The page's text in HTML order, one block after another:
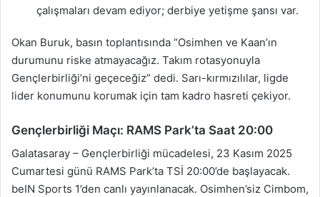
çalışmaları devam ediyor; derbiye yetişme şansı var.
Okan Buruk, basın toplantısında “Osimhen ve Kaan’ın
durumunu riske atmayacağız. Takım rotasyonuyla
Gençlerbirliği’ni geçeceğiz” dedi. Sarı-kırmızılılar, ligde
lider konumunu korumak için tam kadro hasreti çekiyor.
Gençlerbirliği Maçı: RAMS Park’ta Saat 20:00
Galatasaray – Gençlerbirliği mücadelesi, 23 Kasım 2025
Cumartesi günü RAMS Park’ta TSİ 20:00’de başlayacak.
beIN Sports 1’den canlı yayınlanacak. Osimhen’siz Cimbom,